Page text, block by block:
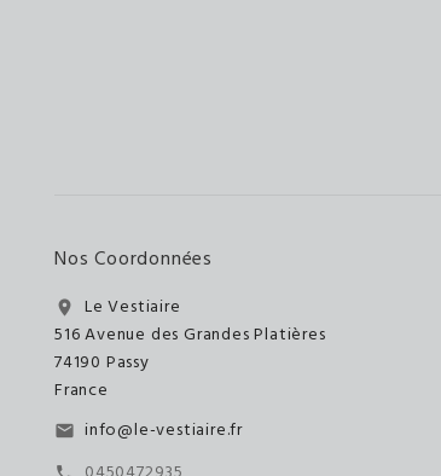
Nos Coordonnées
location_on
Le Vestiaire
516 Avenue des Grandes Platières
74190 Passy
France
email info@le-vestiaire.fr